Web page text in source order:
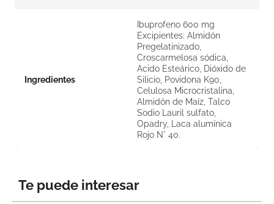
Ingredientes
Ibuprofeno 600 mg
Excipientes: Almidón
Pregelatinizado,
Croscarmelosa sódica,
Acido Esteárico, Dióxido de
Silicio, Povidona K90,
Celulosa Microcristalina,
Almidón de Maíz, Talco
Sodio Lauril sulfato,
Opadry, Laca alumínica
Rojo N° 40.
Te puede interesar